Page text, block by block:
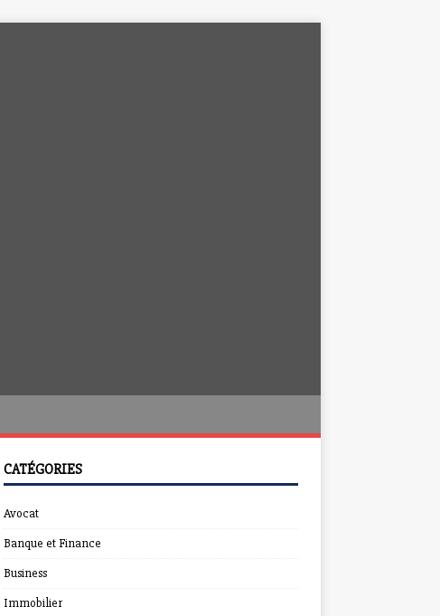
CATÉGORIES
Avocat
Banque et Finance
Business
Immobilier